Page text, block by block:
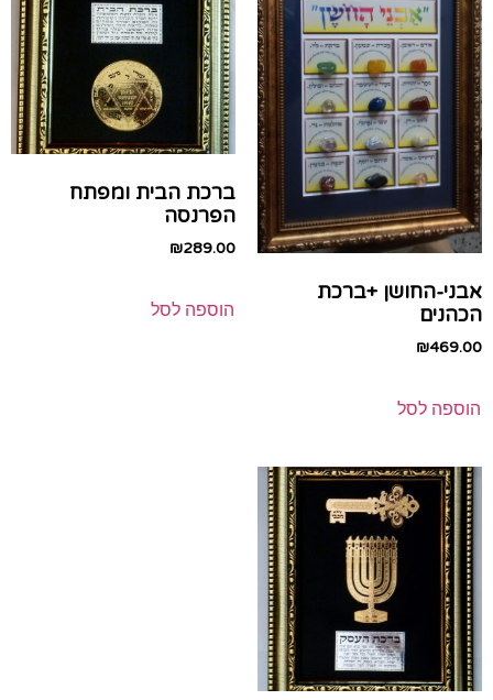
אבני-החושן +ברכת
הכהנים
₪469.00
הוספה לסל
ברכת הבית ומפתח
הפרנסה
₪289.00
הוספה לסל